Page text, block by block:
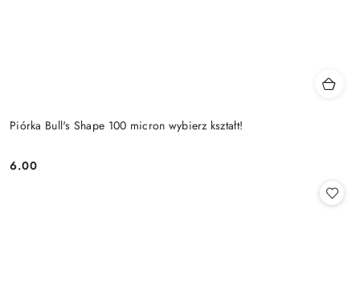
Piórka Bull's Shape 100 micron wybierz kształt!
Cena:
6.00